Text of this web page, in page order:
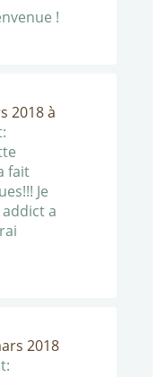
!
2018 à
fait
Je
a
2018